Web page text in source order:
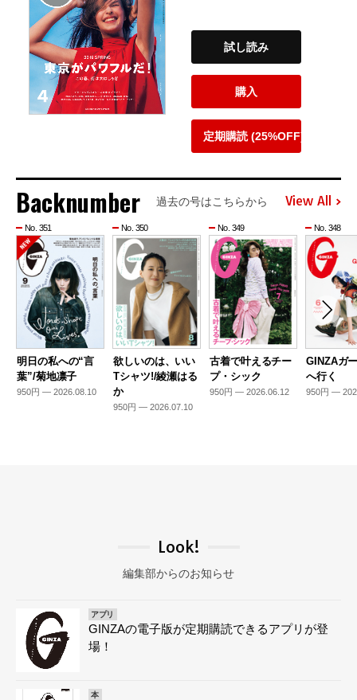
試し読み
購入
定期購読 (25%OFF)
Backnumber 過去の号はこちらから View All
No. 351
明日の私への“言
葉”/菊地凛子
950円 — 2026.08.10
No. 350
欲しいのは、いい
Tシャツ!/綾瀬はる
か
950円 — 2026.07.10
No. 349
古着で叶えるチー
プ・シック
950円 — 2026.06.12
No. 348
GINZAガ
へ行く
950円 —
Look!
編集部からのお知らせ
アプリ
GINZAの電子版が定期購読できるアプリが登
場！
本